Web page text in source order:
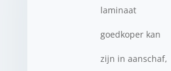
laminaat
goedkoper kan
zijn in aanschaf,